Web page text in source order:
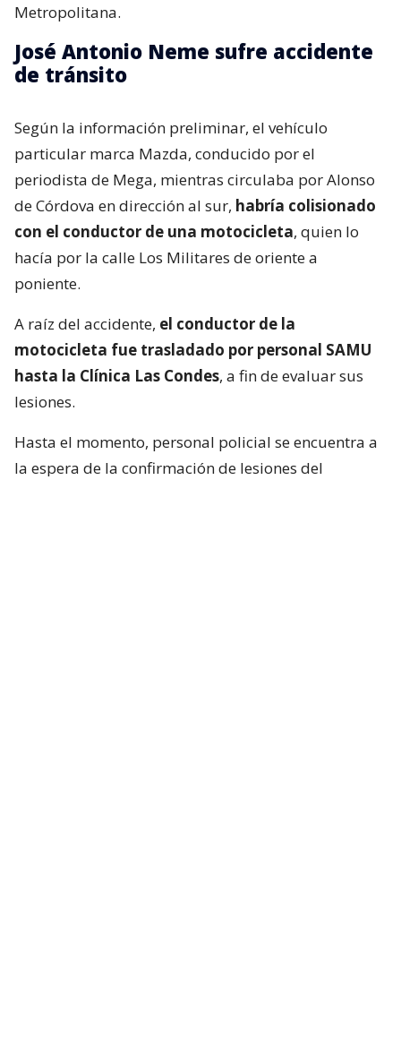
Metropolitana.
José Antonio Neme sufre accidente
de tránsito
Según la información preliminar, el vehículo
particular marca Mazda, conducido por el
periodista de Mega, mientras circulaba por Alonso
de Córdova en dirección al sur, habría colisionado
con el conductor de una motocicleta, quien lo
hacía por la calle Los Militares de oriente a
poniente.
A raíz del accidente, el conductor de la
motocicleta fue trasladado por personal SAMU
hasta la Clínica Las Condes, a fin de evaluar sus
lesiones.
Hasta el momento, personal policial se encuentra a
la espera de la confirmación de lesiones del